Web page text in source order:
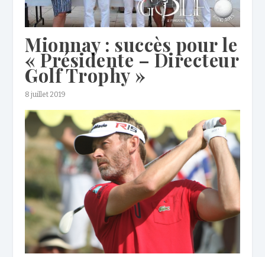
Mionnay : succès pour le
« Présidente – Directeur
Golf Trophy »
8 juillet 2019